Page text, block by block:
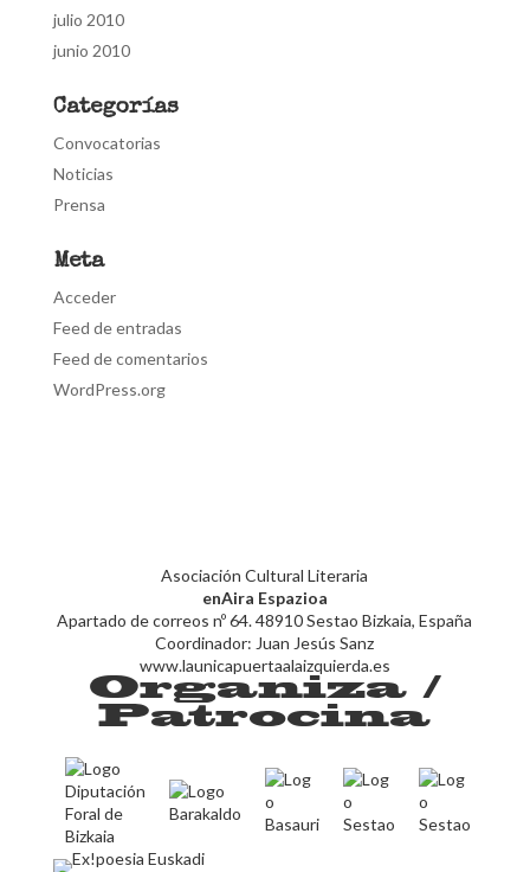
julio 2010
junio 2010
Categorías
Convocatorias
Noticias
Prensa
Meta
Acceder
Feed de entradas
Feed de comentarios
WordPress.org
Asociación Cultural Literaria
enAira Espazioa
Apartado de correos nº 64. 48910 Sestao Bizkaia, España
Coordinador: Juan Jesús Sanz
www.launicapuertaalaizquierda.es
Organiza /
Patrocina